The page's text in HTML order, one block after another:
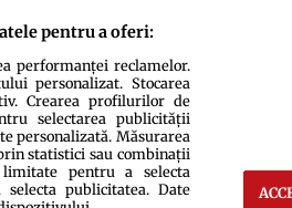
pentru a oferi:
performanței reclamelor.
personalizat. Stocarea
Crearea profilurilor de
selectarea publicității
personalizată. Măsurarea
statistici sau combinații
pentru a selecta
publicitatea. Date